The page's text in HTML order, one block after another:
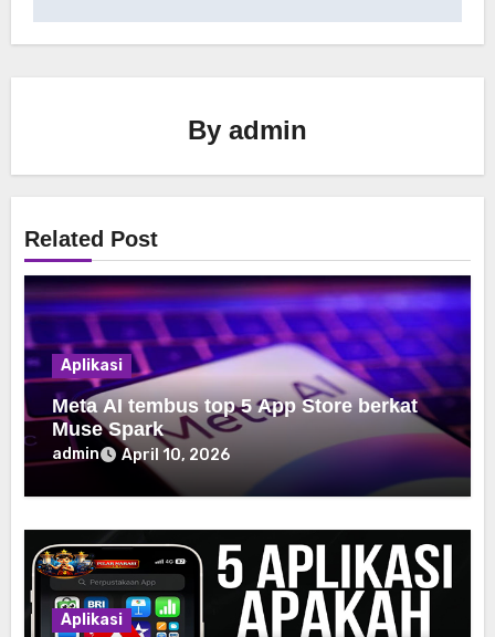
By admin
Related Post
Aplikasi
Meta AI tembus top 5 App Store berkat
Muse Spark
admin April 10, 2026
Aplikasi